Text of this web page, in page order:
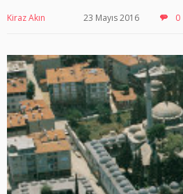
Kiraz Akın 23 Mayıs 2016 0